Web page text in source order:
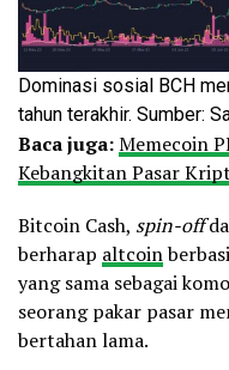
Dominasi sosial BCH
tahun terakhir. Sumber:
Baca juga:Memecoin
Kebangkitan Pasar
Bitcoin Cash, spin-off
berharap altcoin
yang sama sebagai
seorang pakar pasar
bertahan lama.